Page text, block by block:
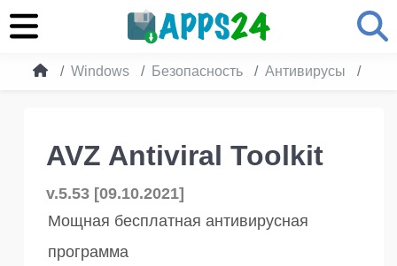
Windows Безопасность Антивирусы
AVZ Antiviral Toolkit
v.5.53 [09.10.2021]
Мощная бесплатная антивирусная
программа